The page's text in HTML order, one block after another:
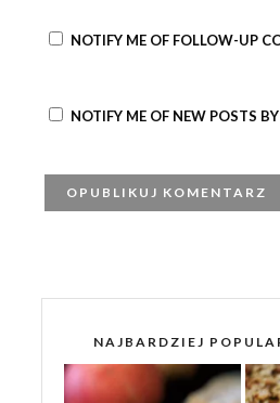
NOTIFY ME OF FOLLOW-UP
NOTIFY ME OF NEW POSTS
NAJBARDZIEJ